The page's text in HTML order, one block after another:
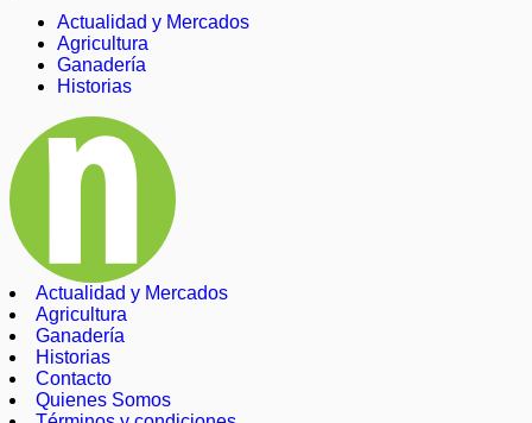
Actualidad y Mercados
Agricultura
Ganadería
Historias
Actualidad y Mercados
Agricultura
Ganadería
Historias
Contacto
Quienes Somos